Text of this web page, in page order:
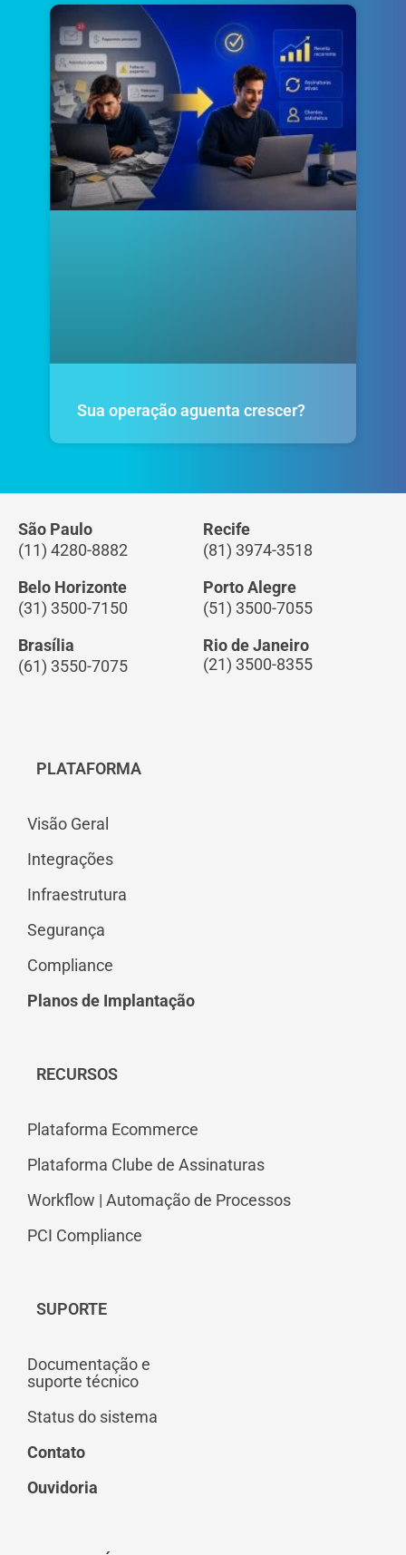
Sua operação aguenta crescer?
São Paulo
(11) 4280-8882
Recife
(81) 3974-3518
Belo Horizonte
(31) 3500-7150
Porto Alegre
(51) 3500-7055
Brasília
(61) 3550-7075
Rio de Janeiro
(21) 3500-8355
PLATAFORMA
Visão Geral
Integrações
Infraestrutura
Segurança
Compliance
Planos de Implantação
RECURSOS
Plataforma Ecommerce
Plataforma Clube de Assinaturas
Workflow | Automação de Processos
PCI Compliance
SUPORTE
Documentação e
suporte técnico
Status do sistema
Contato
Ouvidoria